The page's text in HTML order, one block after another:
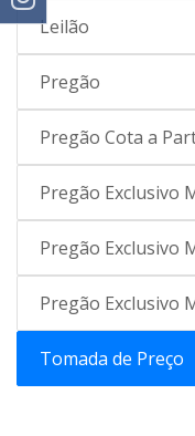
Leilão
Pregão
Pregão Cota a
Pregão Exclusivo
Pregão Exclusivo
Pregão Exclusivo
Tomada de Preço